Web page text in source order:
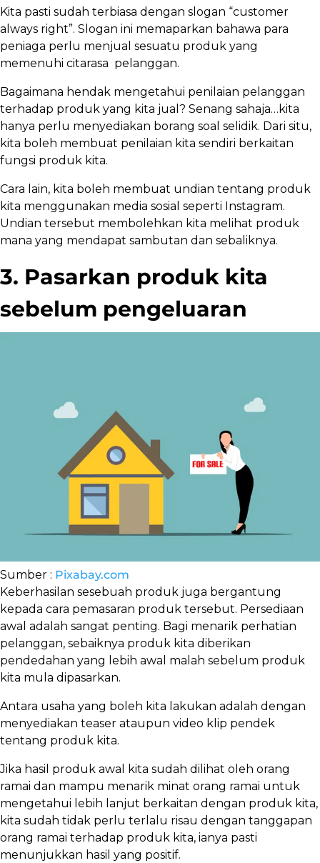
Kita pasti sudah terbiasa dengan slogan “customer
always right”. Slogan ini memaparkan bahawa para
peniaga perlu menjual sesuatu produk yang
memenuhi citarasa pelanggan.
Bagaimana hendak mengetahui penilaian pelanggan
terhadap produk yang kita jual? Senang sahaja…kita
hanya perlu menyediakan borang soal selidik. Dari situ,
kita boleh membuat penilaian kita sendiri berkaitan
fungsi produk kita.
Cara lain, kita boleh membuat undian tentang produk
kita menggunakan media sosial seperti Instagram.
Undian tersebut membolehkan kita melihat produk
mana yang mendapat sambutan dan sebaliknya.
3. Pasarkan produk kita
sebelum pengeluaran
Sumber : Pixabay.com
Keberhasilan sesebuah produk juga bergantung
kepada cara pemasaran produk tersebut. Persediaan
awal adalah sangat penting. Bagi menarik perhatian
pelanggan, sebaiknya produk kita diberikan
pendedahan yang lebih awal malah sebelum produk
kita mula dipasarkan.
Antara usaha yang boleh kita lakukan adalah dengan
menyediakan teaser ataupun video klip pendek
tentang produk kita.
Jika hasil produk awal kita sudah dilihat oleh orang
ramai dan mampu menarik minat orang ramai untuk
mengetahui lebih lanjut berkaitan dengan produk kita,
kita sudah tidak perlu terlalu risau dengan tanggapan
orang ramai terhadap produk kita, ianya pasti
menunjukkan hasil yang positif.